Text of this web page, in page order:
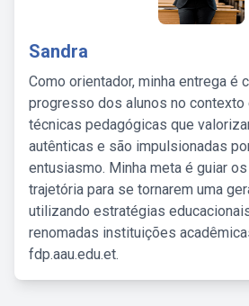
Sandra
Como orientador, minha entrega é
progresso dos alunos no contexto
técnicas pedagógicas que
autênticas e são impulsionadas
entusiasmo. Minha meta é guiar
trajetória para se tornarem uma
utilizando estratégias
renomadas instituições
fdp.aau.edu.et.